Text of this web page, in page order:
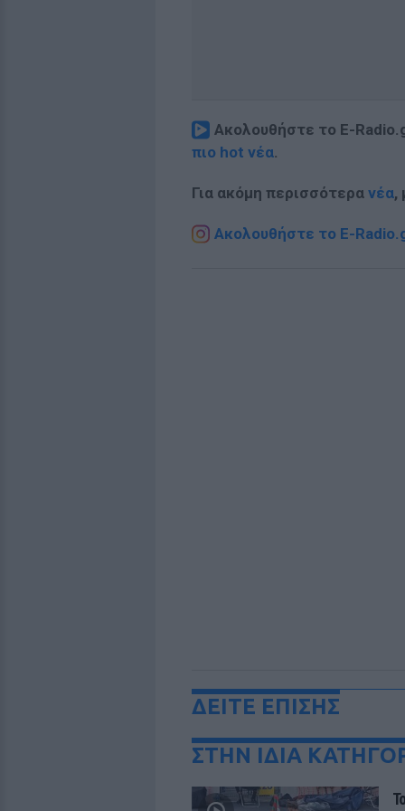
Ακολουθήστε το E-
πιο hot νέα.
Για ακόμη περισσότερα νέα,
Ακολουθήστε το E-
ΔΕΙΤΕ ΕΠΙΣΗΣ
ΣΤΗΝ ΙΔΙΑ